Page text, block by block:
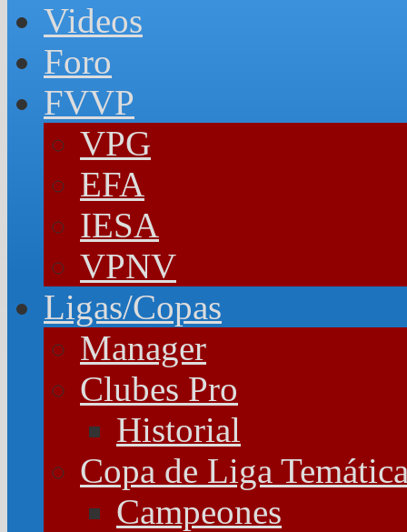
Videos
Foro
FVVP
VPG
EFA
IESA
VPNV
Ligas/Copas
Manager
Clubes Pro
Historial
Copa de Liga
Campeones